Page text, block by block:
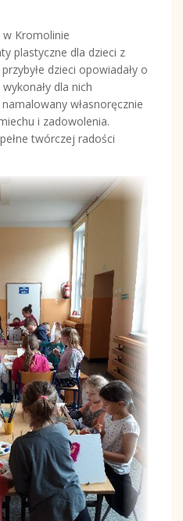
Kromolinie
plastyczne dla dzieci z
dzieci opowiadały o
dla nich
własnoręcznie
i zadowolenia.
twórczej radości